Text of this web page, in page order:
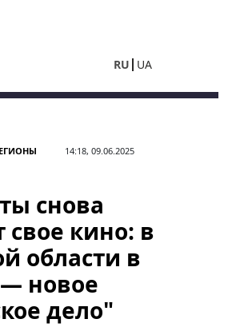
RU UA
14:18, 09.06.2025
снова
кино: в
области в
новое
дело"